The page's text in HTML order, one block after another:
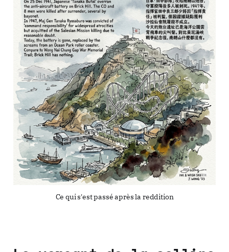
Ce qui s'est passé après la reddition